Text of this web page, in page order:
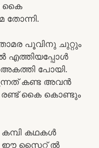
കൈ
തോന്നി.
പൂവിനു ചുറ്റും
എത്തിയപ്പോൾ
പോയി.
കണ്ട അവൻ
രണ്ട് കൈ കൊണ്ടും
കഥകൾ
ഈ സൈറ്റ് ൽ